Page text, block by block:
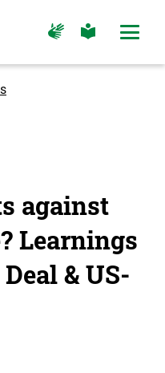
Zur
Seite
Zur
Seite
Menü
against
Learnings
& US-